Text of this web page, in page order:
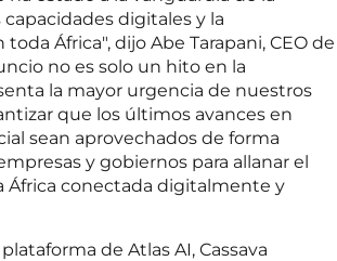
digitales y la
África", dijo Abe Tarapani, CEO de
no es solo un hito en la
la mayor urgencia de nuestros
que los últimos avances en
sean aprovechados de forma
y gobiernos para allanar el
África conectada digitalmente y
de Atlas AI, Cassava